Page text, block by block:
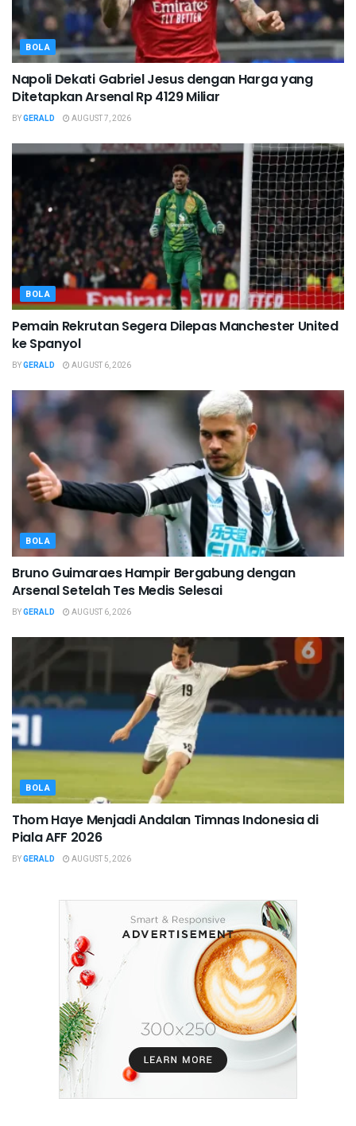
BOLA
Napoli Dekati Gabriel Jesus dengan Harga yang
Ditetapkan Arsenal Rp 4129 Miliar
BYGERALD AUGUST 7, 2026
BOLA
Pemain Rekrutan Segera Dilepas Manchester United
ke Spanyol
BYGERALD AUGUST 6, 2026
BOLA
Bruno Guimaraes Hampir Bergabung dengan
Arsenal Setelah Tes Medis Selesai
BYGERALD AUGUST 6, 2026
BOLA
Thom Haye Menjadi Andalan Timnas Indonesia di
Piala AFF 2026
BYGERALD AUGUST 5, 2026